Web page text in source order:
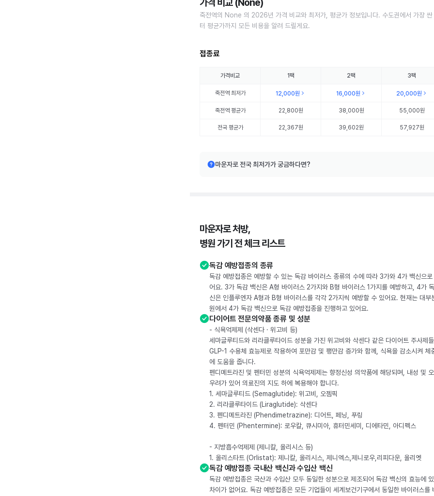
가격 비교 (None)
죽전역의 None 의 2026년 가격 비교와 최저가, 평균가 정보입니다. 수도권에서 가장 싼
터 평균가까지 모든 비용을 알려 드릴게요.
접종료
가격비교 1팩 2팩 3팩
죽전역최저가 12,000원 16,000원 20,000원
죽전역평균가 22,800원 38,000원 55,000원
전국 평균가 22,367원 39,602원 57,927원
마운자로 전국 최저가가 궁금하다면?
마운자로 처방,
병원 가기 전 체크 리스트
독감 예방접종의 종류
독감 예방접종은 예방할 수 있는 독감 바이러스 종류의 수에 따라 3가와 4가 백신으로
어요. 3가 독감 백신은 A형 바이러스 2가지와 B형 바이러스 1가지를 예방하고, 4가
신은 인플루엔자 A형과 B형 바이러스를 각각 2가지씩 예방할 수 있어요. 현재는 대부
원에서 4가 독감 백신으로 독감 예방접종을 진행하고 있어요.
다이어트 전문의약품 종류 및 성분
- 식욕억제제 (삭센다 · 위고비 등)
세마글루티드와 리라클루타이드 성분을 가진 위고비와 삭센다 같은 다이어트 주사제
GLP-1 수용체 효능제로 작용하여 포만감 및 팽만감 증가와 함께, 식욕을 감소시켜 체
에 도움을 줍니다.
펜디메트라진 및 펜터민 성분의 식욕억제제는 향정신성 의약품에 해당되며, 내성 및
우려가 있어 의료진의 지도 하에 복용해야 합니다.
1. 세마글루티드 (Semaglutide): 위고비, 오젬픽
2. 리라클루타이드 (Liraglutide): 삭센다
3. 펜디메트라진 (Phendimetrazine): 디어트, 페닝, 푸링
4. 펜터민 (Phentermine): 로우칼, 큐시미아, 휴터민세미, 디에타민, 아디펙스
- 지방흡수억제제 (제니칼, 올리시스 등)
1. 올리스타트 (Orlistat): 제니칼, 올리시스, 제니엑스,제니로우,리피다운, 올리엣
독감 예방접종 국내산 백신과 수입산 백신
독감 예방접종은 국산과 수입산 모두 동일한 성분으로 제조되어 독감 백신의 효능에
차이가 없어요. 독감 예방접종은 모든 기업들이 세계보건기구에서 동일한 바이러스를